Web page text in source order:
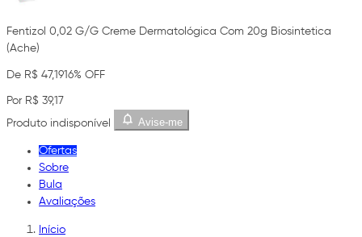
Fentizol 0,02 G/G Creme Dermatológica Com 20g Biosintetica
(Ache)
De R$ 47,1916% OFF
Por R$ 39,17
Produto indisponível
Avise-me
Ofertas
Sobre
Bula
Avaliações
Início